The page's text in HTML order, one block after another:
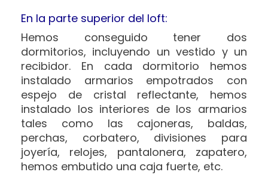
En la parte superior del loft:
Hemos conseguido tener dos
dormitorios, incluyendo un vestido y un
recibidor. En cada dormitorio hemos
instalado armarios empotrados con
espejo de cristal reflectante, hemos
instalado los interiores de los armarios
tales como las cajoneras, baldas,
perchas, corbatero, divisiones para
joyería, relojes, pantalonera, zapatero,
hemos embutido una caja fuerte, etc.